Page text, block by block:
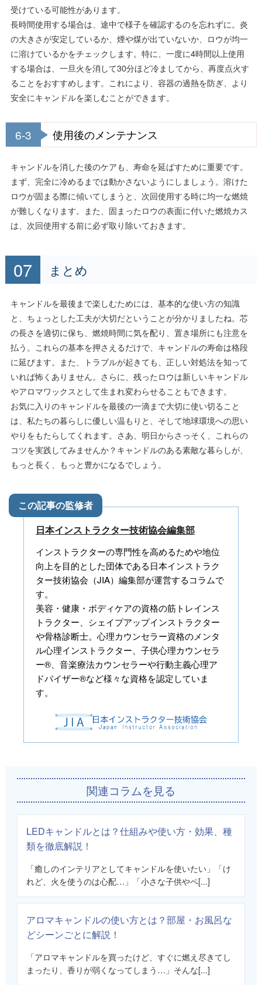
受けている可能性があります。
長時間使用する場合は、途中で様子を確認するのを忘れずに。炎
の大きさが安定しているか、煙や煤が出ていないか、ロウが均一
に溶けているかをチェックします。特に、一度に4時間以上使用
する場合は、一旦火を消して30分ほど冷ましてから、再度点火す
ることをおすすめします。これにより、容器の過熱を防ぎ、より
安全にキャンドルを楽しむことができます。
6-3 使用後のメンテナンス
キャンドルを消した後のケアも、寿命を延ばすために重要です。
まず、完全に冷めるまでは動かさないようにしましょう。溶けた
ロウが固まる際に傾いてしまうと、次回使用する時に均一な燃焼
が難しくなります。また、固まったロウの表面に付いた燃焼カス
は、次回使用する前に必ず取り除いておきます。
まとめ
キャンドルを最後まで楽しむためには、基本的な使い方の知識
と、ちょっとした工夫が大切だということが分かりましたね。芯
の長さを適切に保ち、燃焼時間に気を配り、置き場所にも注意を
払う。これらの基本を押さえるだけで、キャンドルの寿命は格段
に延びます。また、トラブルが起きても、正しい対処法を知って
いれば怖くありません。さらに、残ったロウは新しいキャンドル
やアロマワックスとして生まれ変わらせることもできます。
お気に入りのキャンドルを最後の一滴まで大切に使い切ること
は、私たちの暮らしに優しい温もりと、そして地球環境への思い
やりをもたらしてくれます。さあ、明日からさっそく、これらの
コツを実践してみませんか？キャンドルのある素敵な暮らしが、
もっと長く、もっと豊かになるでしょう。
日本インストラクター技術協会編集部
インストラクターの専門性を高めるためや地位
向上を目的とした団体である日本インストラク
ター技術協会（JIA）編集部が運営するコラムで
す。
美容・健康・ボディケアの資格の筋トレインス
トラクター、シェイプアップインストラクター
や骨格診断士。心理カウンセラー資格のメンタ
ル心理インストラクター、子供心理カウンセラ
ー®、音楽療法カウンセラーや行動主義心理ア
ドバイザー®など様々な資格を認定していま
す。
関連コラムを見る
LEDキャンドルとは？仕組みや使い方・効果、種
類を徹底解説！
「癒しのインテリアとしてキャンドルを使いたい」「け
れど、火を使うのは心配…」「小さな子供やペ[...]
アロマキャンドルの使い方とは？部屋・お風呂な
どシーンごとに解説！
「アロマキャンドルを買ったけど、すぐに燃え尽きてし
まったり、香りが弱くなってしまう…」そんな[...]